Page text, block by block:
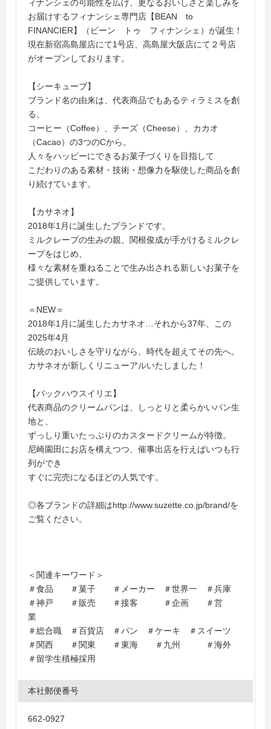
ィナンシェの可能性を広げ、更なるおいしさと楽しみを
お届けするフィナンシェ専門店【BEAN to
FINANCIER】（ビーン トゥ フィナンシェ）が誕生！
現在新宿高島屋店にて1号店、高島屋大阪店にて２号店
がオープンしております。
【シーキューブ】
ブランド名の由来は、代表商品でもあるティラミスを創
る、
コーヒー（Coffee）、チーズ（Cheese）、カカオ
（Cacao）の3つのCから。
人々をハッピーにできるお菓子づくりを目指して
こだわりのある素材・技術・想像力を駆使した商品を創
り続けています。
【カサネオ】
2018年1月に誕生したブランドです。
ミルクレープの生みの親、関根俊成が手がけるミルクレ
ープをはじめ、
様々な素材を重ねることで生み出される新しいお菓子を
ご提供しています。
＝NEW＝
2018年1月に誕生したカサネオ…それから37年、この
2025年4月
伝統のおいしさを守りながら、時代を超えてその先へ。
カサネオが新しくリニューアルいたしました！
【バックハウスイリエ】
代表商品のクリームパンは、しっとりと柔らかいパン生
地と、
ずっしり重いたっぷりのカスタードクリームが特徴。
尼崎園田にお店を構えつつ、催事出店を行えばいつも行
列ができ
すぐに完売になるほどの人気です。
◎各ブランドの詳細はhttp://www.suzette.co.jp/brand/を
ご覧ください。
＜関連キーワード＞
＃食品 ＃菓子 ＃メーカー ＃世界一 ＃兵庫
＃神戸 ＃販売 ＃接客 ＃企画 ＃営
業
＃総合職 ＃百貨店 ＃パン ＃ケーキ ＃スイーツ
＃関西 ＃関東 ＃東海 ＃九州 ＃海外
＃留学生積極採用
本社郵便番号
662-0927